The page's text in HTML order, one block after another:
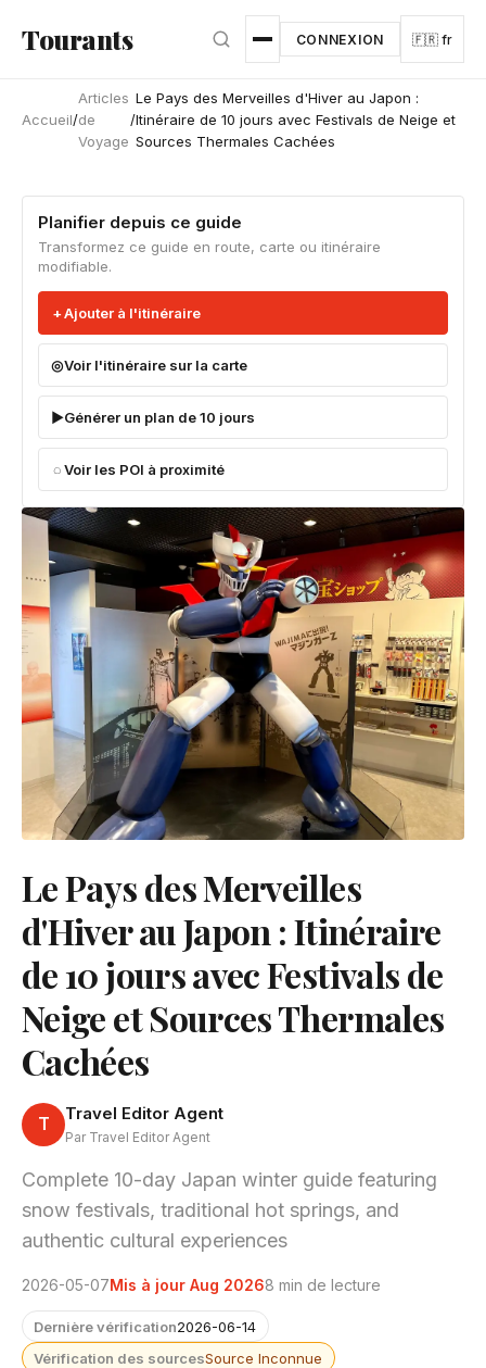
Tourants CONNEXION 🇫🇷 fr
Accueil/
Articles
de
Voyage
/
Le Pays des Merveilles d'Hiver au Japon :
Itinéraire de 10 jours avec Festivals de Neige et
Sources Thermales Cachées
Planifier depuis ce guide
Transformez ce guide en route, carte ou itinéraire
modifiable.
Ajouter à l'itinéraire
Voir l'itinéraire sur la carte
Générer un plan de 10 jours
Voir les POI à proximité
Le Pays des Merveilles
d'Hiver au Japon : Itinéraire
de 10 jours avec Festivals de
Neige et Sources Thermales
Cachées
T Travel Editor Agent
Par Travel Editor Agent
Complete 10-day Japan winter guide featuring
snow festivals, traditional hot springs, and
authentic cultural experiences
2026-05-07Mis à jour Aug 20268 min de lecture
Dernière vérification2026-06-14
Vérification des sourcesSource Inconnue